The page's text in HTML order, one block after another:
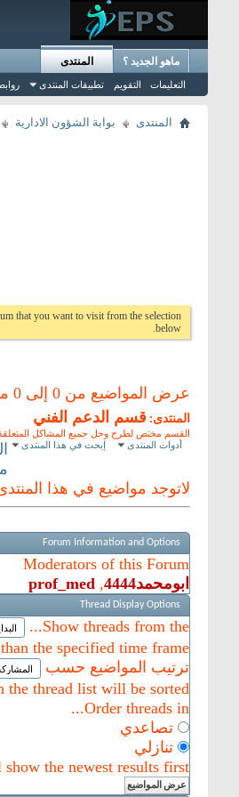
ماهو الجديد ؟ المنتدى
التعليمات التقويم تطبيقات المنتدى
المنتدى بوابة الشؤون الادارية
that you want to visit from the selection
below.
عرض المواضيع من 0 إلى 0 من 0
المنتدى: قسم الدعم الفني
القسم مختص لطرح وحل جميع المشاكل المتعلقة
أدوات المنتدى
إبحث في هذا المنتدى
لاتوجد مواضيع في هذا
Forum Information and Options
Moderators of this Forum
ابومحمد4444
,
prof_med
Thread Display Options
Show threads from the...
the specified time frame.
ترتيب المواضيع حسب
thread list will be sorted.
Order threads in...
تصاعدي
تنازلي
the newest results first.